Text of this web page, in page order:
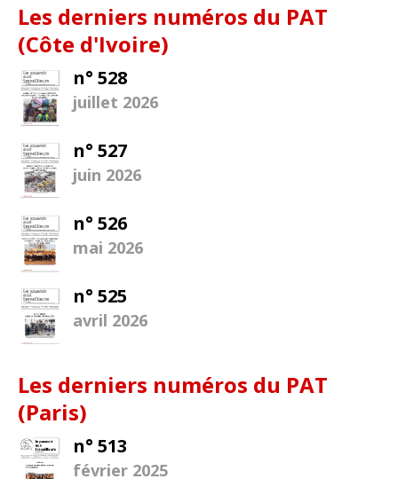
Les derniers numéros du PAT
(Côte d'Ivoire)
n° 528
juillet 2026
n° 527
juin 2026
n° 526
mai 2026
n° 525
avril 2026
Les derniers numéros du PAT
(Paris)
n° 513
février 2025